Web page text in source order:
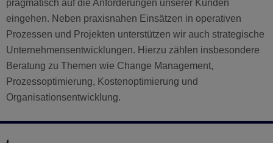
pragmatisch auf die Anforderungen unserer Kunden
eingehen. Neben praxisnahen Einsätzen in operativen
Prozessen und Projekten unterstützen wir auch strategische
Unternehmensentwicklungen. Hierzu zählen insbesondere
Beratung zu Themen wie Change Management,
Prozessoptimierung, Kostenoptimierung und
Organisationsentwicklung.